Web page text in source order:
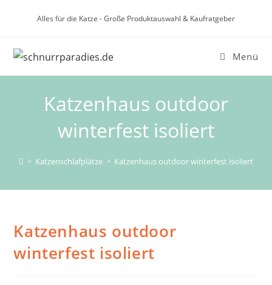
Alles für die Katze - Große Produktauswahl & Kaufratgeber
Menü
Katzenhaus outdoor
winterfest isoliert
> Katzenschlafplätze > Katzenhaus outdoor winterfest isoliert
Katzenhaus outdoor
winterfest isoliert